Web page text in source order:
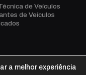
de Veículos
de Veículos
a melhor experiência